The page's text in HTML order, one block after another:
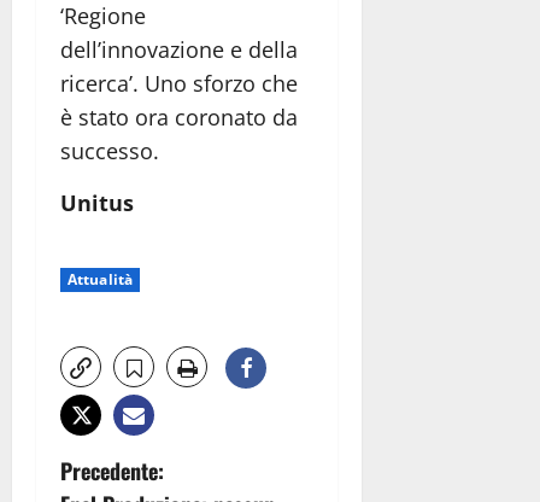
‘Regione
dell’innovazione e della
ricerca’. Uno sforzo che
è stato ora coronato da
successo.
Unitus
Attualità
N
Precedente: